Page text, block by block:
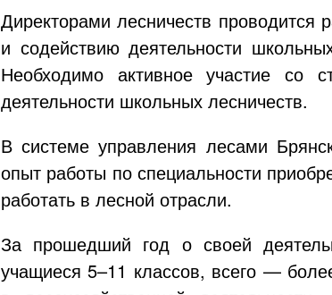
Директорами лесничеств
и содействию деятельности
Необходимо активное участие со
деятельности школьных лесничеств.
В системе управления лесами
опыт работы по специальности
работать в лесной отрасли.
За прошедший год о своей
учащиеся 5–11 классов, всего —